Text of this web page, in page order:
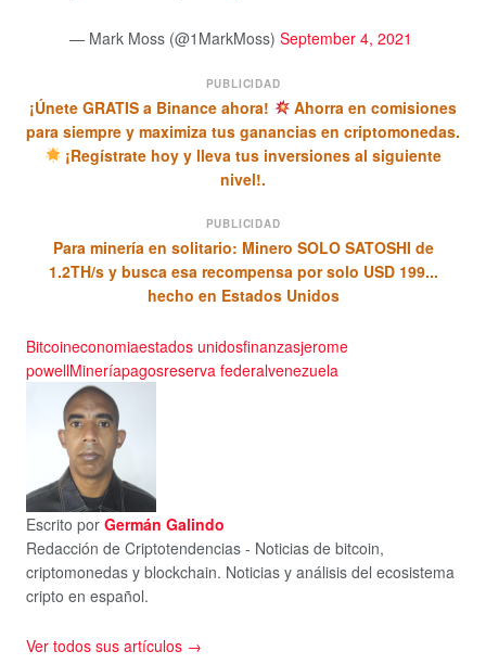
— Mark Moss (@1MarkMoss) September 4, 2021
PUBLICIDAD
¡Únete GRATIS a Binance ahora!
Ahorra en comisiones
para siempre y maximiza tus ganancias en criptomonedas.
¡Regístrate hoy y lleva tus inversiones al siguiente
nivel!.
PUBLICIDAD
Para minería en solitario: Minero SOLO SATOSHI de
1.2TH/s y busca esa recompensa por solo USD 199...
hecho en Estados Unidos
Bitcoineconomiaestados unidosfinanzasjerome
powellMineríapagosreserva federalvenezuela
Escrito por Germán Galindo
Redacción de Criptotendencias - Noticias de bitcoin,
criptomonedas y blockchain. Noticias y análisis del ecosistema
cripto en español.
Ver todos sus artículos →